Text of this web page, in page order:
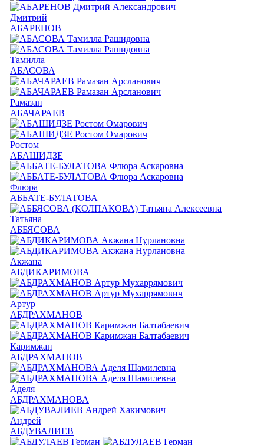
Дмитрий
АБАРЕНОВ
Тамилла
АБАСОВА
Рамазан
АБАЧАРАЕВ
Ростом
АБАШИДЗЕ
Флюра
АББАТЕ-БУЛАТОВА
Татьяна
АББЯСОВА
Акжана
АБДИКАРИМОВА
Артур
АБДРАХМАНОВ
Каримжан
АБДРАХМАНОВ
Аделя
АБДРАХМАНОВА
Андрей
АБДУВАЛИЕВ